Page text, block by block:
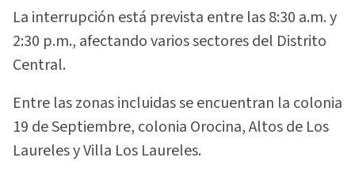
La interrupción está prevista entre las 8:30 a.m. y
2:30 p.m., afectando varios sectores del Distrito
Central.
Entre las zonas incluidas se encuentran la colonia
19 de Septiembre, colonia Orocina, Altos de Los
Laureles y Villa Los Laureles.